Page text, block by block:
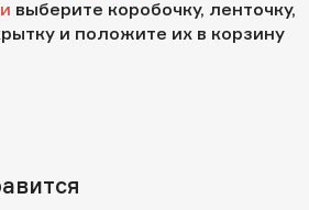
выберите коробочку, ленточку,
и положите их в корзину